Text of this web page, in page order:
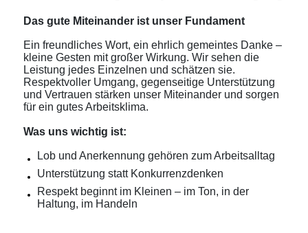
Das gute Miteinander ist unser Fundament
Ein freundliches Wort, ein ehrlich gemeintes Danke –
kleine Gesten mit großer Wirkung. Wir sehen die
Leistung jedes Einzelnen und schätzen sie.
Respektvoller Umgang, gegenseitige Unterstützung
und Vertrauen stärken unser Miteinander und sorgen
für ein gutes Arbeitsklima.
Was uns wichtig ist:
Lob und Anerkennung gehören zum Arbeitsalltag
Unterstützung statt Konkurrenzdenken
Respekt beginnt im Kleinen – im Ton, in der
Haltung, im Handeln